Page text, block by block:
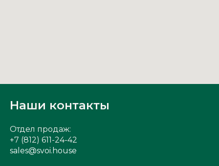
Наши контакты
Отдел продаж:
+7 (812) 611-24-42
sales@svoi.house